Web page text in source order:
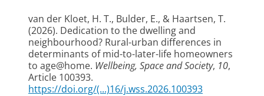
van der Kloet, H. T., Bulder, E., & Haartsen, T.
(2026). Dedication to the dwelling and
neighbourhood? Rural-urban differences in
determinants of mid-to-later-life homeowners
to age@home. Wellbeing, Space and Society, 10,
Article 100393.
https://doi.org/(...)16/j.wss.2026.100393